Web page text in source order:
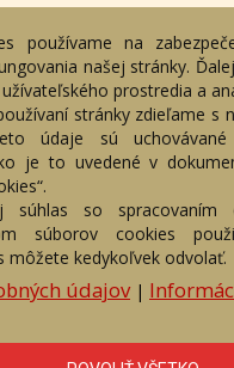
333, 094 22, Slovenská
921
101
Aukčný katalóg
Termíny aukcií
Online
AUKČNÁ SPOLOČNOSŤ s.r.o. ©
obrazových a textových
výslovným súhlasom jej vlastníka.
používame na
našej stránky.
prostredia a
stránky zdieľame s
údaje sú uchovávané
je to uvedené v
súhlas so spracovaním
súborov cookies
môžete kedykoľvek odvolať.
údajov|